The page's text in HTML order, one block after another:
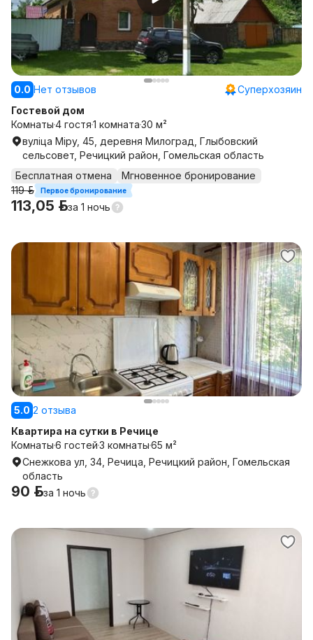
0.0 Нет отзывов
Суперхозяин
Гостевой дом
Комнаты4 гостя1 комната30 м²
вуліца Міру, 45, деревня Милоград, Глыбовский
сельсовет, Речицкий район, Гомельская область
Бесплатная отмена
Мгновенное бронирование
119 р.
Первое бронирование
113,05 р.за 1 ночь
5.0 2 отзыва
Квартира на сутки в Речице
Комнаты6 гостей3 комнаты65 м²
Снежкова ул, 34, Речица, Речицкий район, Гомельская
область
90 р.за 1 ночь